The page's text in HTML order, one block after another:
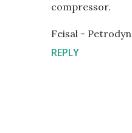
compressor.
Feisal - Petrodyn
REPLY